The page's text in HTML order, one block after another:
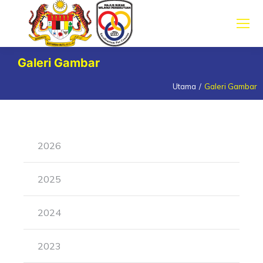
Galeri Gambar
Utama Galeri Gambar
2026
2025
2024
2023